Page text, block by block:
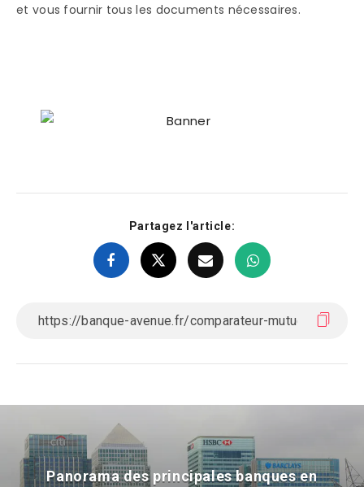
et vous fournir tous les documents nécessaires.
Partagez l'article:
Panorama des principales banques en